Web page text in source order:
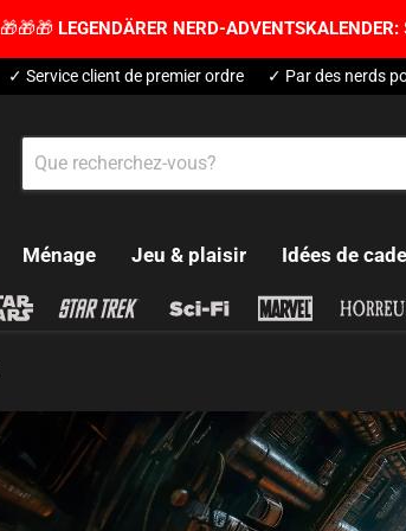
🎁🎁🎁 LEGENDÄRER NERD-ADVENTSKALENDER:
✓ Service client de premier ordre ✓ Par des nerds
Ménage Jeu & plaisir Idées de